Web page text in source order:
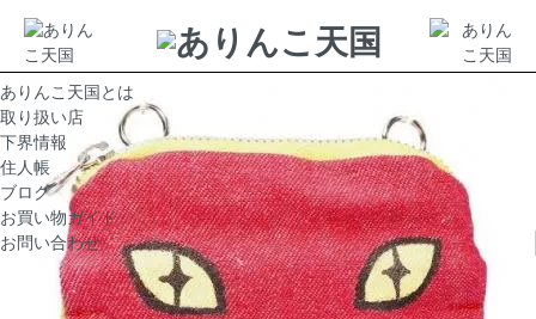
ありんこ天国とは
取り扱い店
下界情報
住人帳
ブログ
お買い物ガイド
お問い合わせ